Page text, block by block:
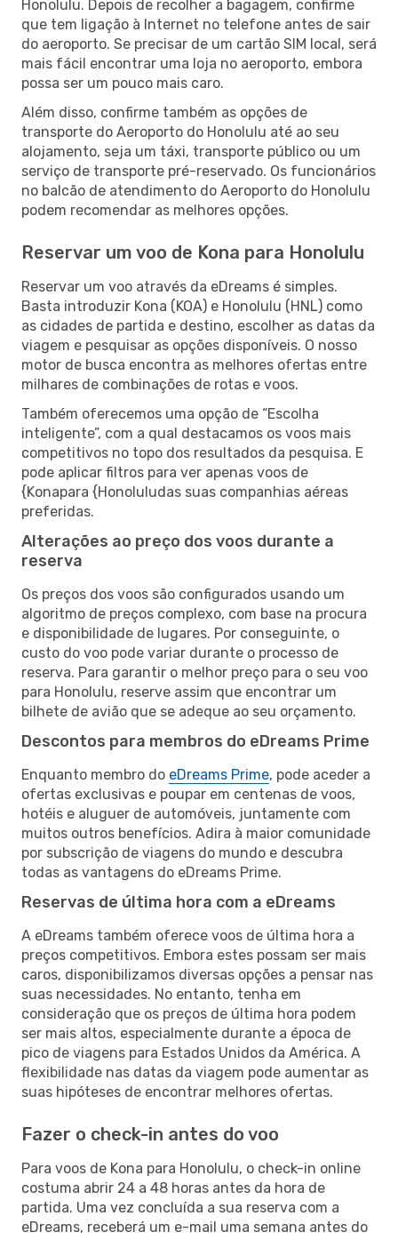
Honolulu. Depois de recolher a bagagem, confirme
que tem ligação à Internet no telefone antes de sair
do aeroporto. Se precisar de um cartão SIM local, será
mais fácil encontrar uma loja no aeroporto, embora
possa ser um pouco mais caro.
Além disso, confirme também as opções de
transporte do Aeroporto do Honolulu até ao seu
alojamento, seja um táxi, transporte público ou um
serviço de transporte pré-reservado. Os funcionários
no balcão de atendimento do Aeroporto do Honolulu
podem recomendar as melhores opções.
Reservar um voo de Kona para Honolulu
Reservar um voo através da eDreams é simples.
Basta introduzir Kona (KOA) e Honolulu (HNL) como
as cidades de partida e destino, escolher as datas da
viagem e pesquisar as opções disponíveis. O nosso
motor de busca encontra as melhores ofertas entre
milhares de combinações de rotas e voos.
Também oferecemos uma opção de “Escolha
inteligente”, com a qual destacamos os voos mais
competitivos no topo dos resultados da pesquisa. E
pode aplicar filtros para ver apenas voos de
{Konapara {Honoluludas suas companhias aéreas
preferidas.
Alterações ao preço dos voos durante a
reserva
Os preços dos voos são configurados usando um
algoritmo de preços complexo, com base na procura
e disponibilidade de lugares. Por conseguinte, o
custo do voo pode variar durante o processo de
reserva. Para garantir o melhor preço para o seu voo
para Honolulu, reserve assim que encontrar um
bilhete de avião que se adeque ao seu orçamento.
Descontos para membros do eDreams Prime
Enquanto membro do eDreams Prime, pode aceder a
ofertas exclusivas e poupar em centenas de voos,
hotéis e aluguer de automóveis, juntamente com
muitos outros benefícios. Adira à maior comunidade
por subscrição de viagens do mundo e descubra
todas as vantagens do eDreams Prime.
Reservas de última hora com a eDreams
A eDreams também oferece voos de última hora a
preços competitivos. Embora estes possam ser mais
caros, disponibilizamos diversas opções a pensar nas
suas necessidades. No entanto, tenha em
consideração que os preços de última hora podem
ser mais altos, especialmente durante a época de
pico de viagens para Estados Unidos da América. A
flexibilidade nas datas da viagem pode aumentar as
suas hipóteses de encontrar melhores ofertas.
Fazer o check-in antes do voo
Para voos de Kona para Honolulu, o check-in online
costuma abrir 24 a 48 horas antes da hora de
partida. Uma vez concluída a sua reserva com a
eDreams, receberá um e-mail uma semana antes do